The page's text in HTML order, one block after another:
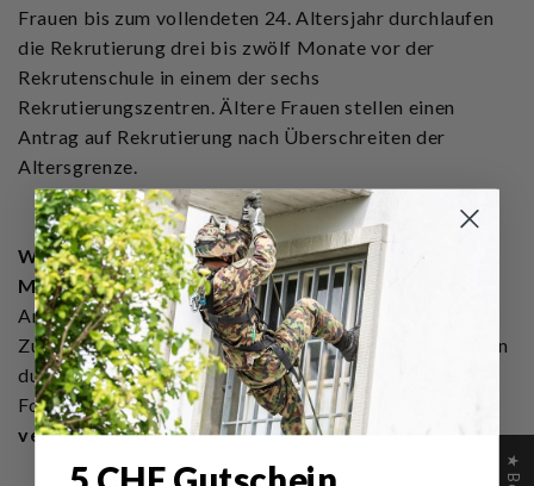
Frauen bis zum vollendeten 24. Altersjahr durchlaufen
die Rekrutierung drei bis zwölf Monate vor der
Rekrutenschule in einem der sechs
Rekrutierungszentren. Ältere Frauen stellen einen
Antrag auf Rekrutierung nach Überschreiten der
Altersgrenze.
WIE VERPFLICHTET SICH EINE FRAU ZUM
MILITÄRDIENST?
Am Ende der Rekrutierung erfolgt ein
Zuteilungsgespräch, bei dem du eingeladen wirst. Wenn
du als militärdiensttauglich eingestuft wirst und das
Formular “Anmeldung zur Armee” unterschreibst,
verpflichtestdu dich zum Militärdienst.